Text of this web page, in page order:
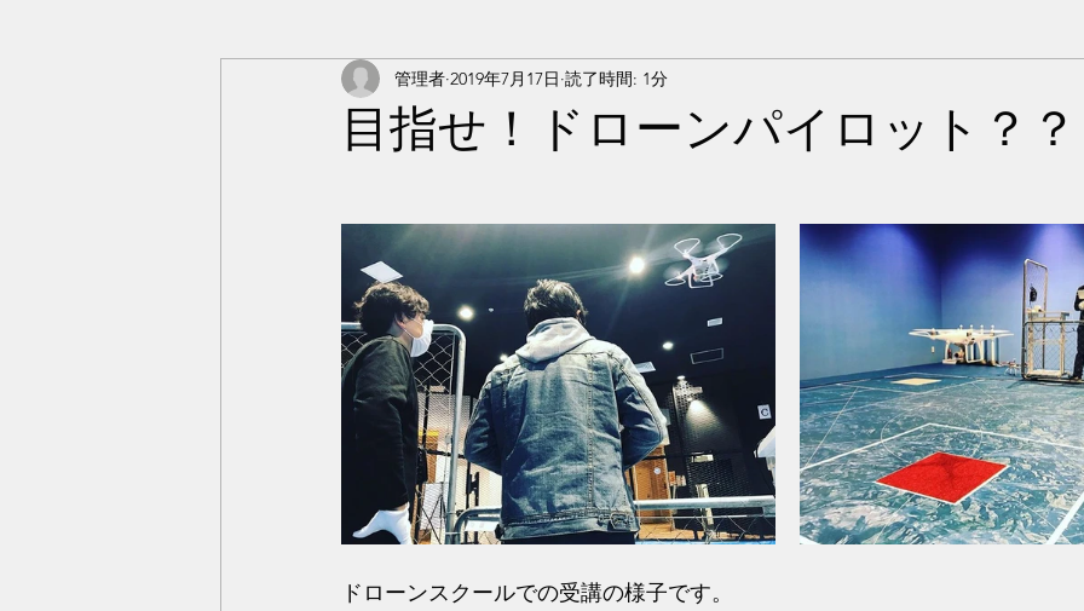
目指せ！ドローンパイロット？？
管理者 2019年7月17日 読了時間: 1分
ドローンスクールでの受講の様子です。